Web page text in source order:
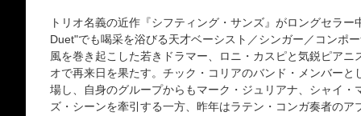
トリオ名義の近作『シフティング・サンズ』がロングセラ
Duet"でも喝采を浴びる天才ベーシスト／シンガー／コンポ
風を巻き起こした若きドラマー、ロニ・カスピと気鋭ピア
オで再来日を果たす。チック・コリアのバンド・メンバー
場し、自身のグループからもマーク・ジュリアナ、シャイ
ズ・シーンを牽引する一方、昨年はラテン・コンガ奏者の